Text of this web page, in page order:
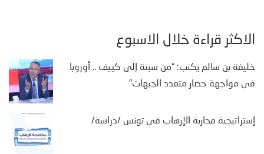
الأكثر قراءة خلال الأسبوع
خليفة بن سالم يكتب: “من سبتة إلى كييف .. أوروبا
في مواجهة حصار متعدد الجبهات”
إستراتيجية محاربة الإرهاب في تونس /دراسة/